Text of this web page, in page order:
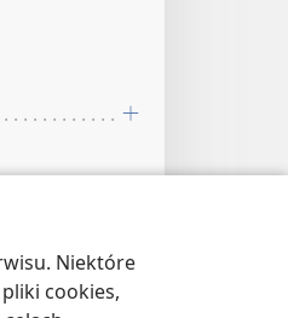
Niektóre
cookies,